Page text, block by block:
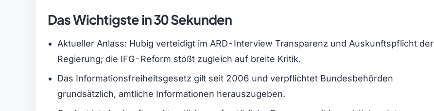
Das Wichtigste in 30 Sekunden
Aktueller Anlass: Hubig verteidigt im ARD-Interview Transparenz und Auskunftspflicht der
Regierung; die IFG-Reform stößt zugleich auf breite Kritik.
Das Informationsfreiheitsgesetz gilt seit 2006 und verpflichtet Bundesbehörden
grundsätzlich, amtliche Informationen herauszugeben.